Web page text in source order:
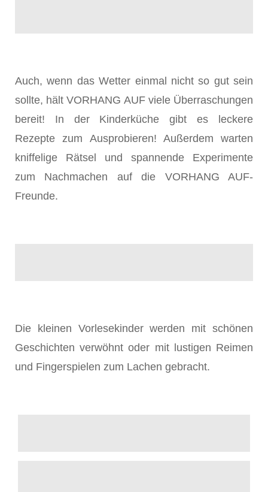
Auch, wenn das Wetter einmal nicht so gut sein
sollte, hält VORHANG AUF viele Überraschungen
bereit! In der Kinderküche gibt es leckere
Rezepte zum Ausprobieren! Außerdem warten
kniffelige Rätsel und spannende Experimente
zum Nachmachen auf die VORHANG AUF-
Freunde.
Die kleinen Vorlesekinder werden mit schönen
Geschichten verwöhnt oder mit lustigen Reimen
und Fingerspielen zum Lachen gebracht.